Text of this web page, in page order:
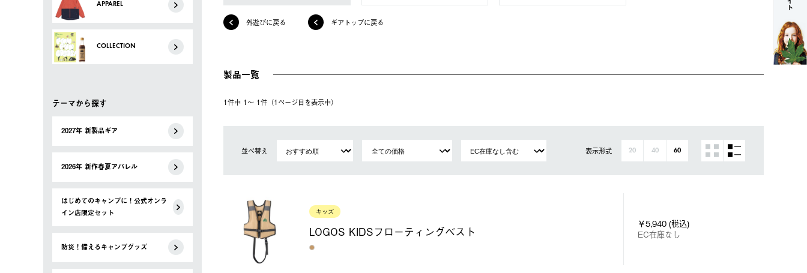
APPAREL
COLLECTION
テーマから探す
2027年 新製品ギア
2026年 新作春夏アパレル
はじめてのキャンプに！公式オンラ
イン店限定セット
防災！備えるキャンプグッズ
外遊びに戻る ギアトップに戻る
製品一覧
1件中 1〜 1件（1ページ⽬を表⽰中）
並べ替え 表示形式 20 40 60
キッズ
LOGOS KIDSフローティングベスト
￥5,940 (税込)
EC在庫なし